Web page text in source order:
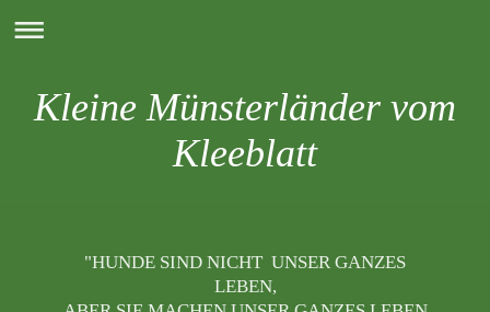
Kleine Münsterländer vom
Kleeblatt
"HUNDE SIND NICHT UNSER GANZES
LEBEN,